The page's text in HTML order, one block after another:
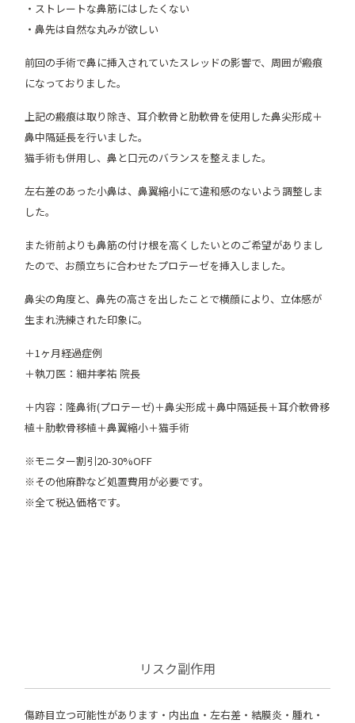
・ストレートな鼻筋にはしたくない
・鼻先は自然な丸みが欲しい
前回の手術で鼻に挿入されていたスレッドの影響で、周囲が瘢痕
になっておりました。
上記の瘢痕は取り除き、耳介軟骨と肋軟骨を使用した鼻尖形成＋
鼻中隔延長を行いました。
猫手術も併用し、鼻と口元のバランスを整えました。
左右差のあった小鼻は、鼻翼縮小にて違和感のないよう調整しま
した。
また術前よりも鼻筋の付け根を高くしたいとのご希望がありまし
たので、お顔立ちに合わせたプロテーゼを挿入しました。
鼻尖の角度と、鼻先の高さを出したことで横顔により、立体感が
生まれ洗練された印象に。
＋1ヶ月経過症例
＋執刀医：細井孝祐 院長
＋内容：隆鼻術(プロテーゼ)＋鼻尖形成＋鼻中隔延長＋耳介軟骨移
植＋肋軟骨移植＋鼻翼縮小＋猫手術
※モニター割引20-30%OFF
※その他麻酔など処置費用が必要です。
※全て税込価格です。
リスク副作用
傷跡目立つ可能性があります・内出血・左右差・結膜炎・腫れ・